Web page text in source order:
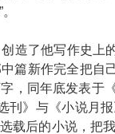
了他写作史上的
篇新作完全把自
，同年底发表于
刊》与《小说月
载后的小说，把